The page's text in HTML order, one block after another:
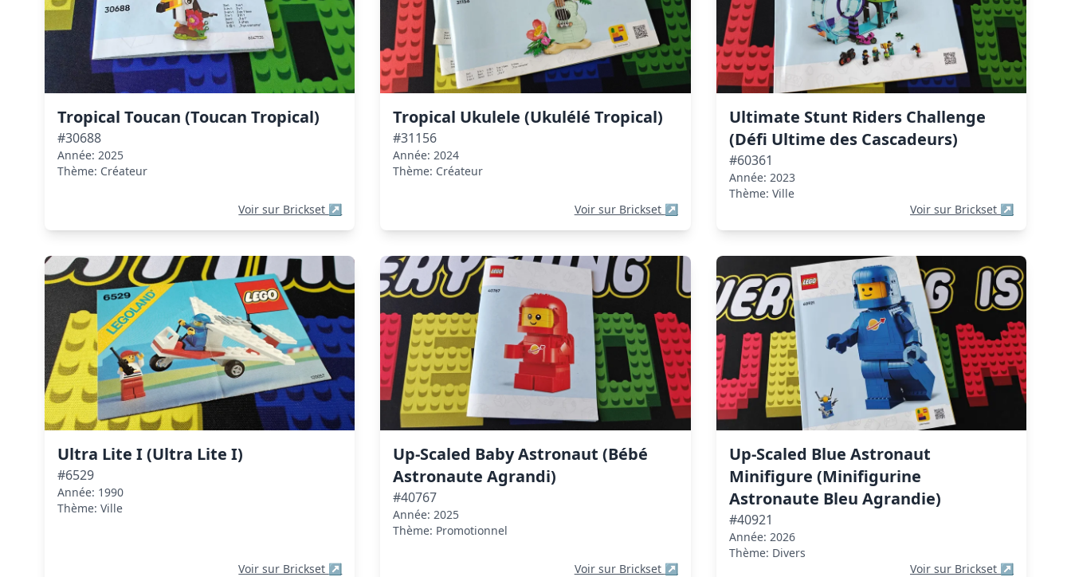
Tropical Toucan (Toucan Tropical)
#30688
Année: 2025
Thème: Créateur
Voir sur Brickset ↗
Tropical Ukulele (Ukulélé Tropical)
#31156
Année: 2024
Thème: Créateur
Voir sur Brickset ↗
Ultimate Stunt Riders Challenge
(Défi Ultime des Cascadeurs)
#60361
Année: 2023
Thème: Ville
Voir sur Brickset ↗
Ultra Lite I (Ultra Lite I)
#6529
Année: 1990
Thème: Ville
Voir sur Brickset ↗
Up-Scaled Baby Astronaut (Bébé
Astronaute Agrandi)
#40767
Année: 2025
Thème: Promotionnel
Voir sur Brickset ↗
Up-Scaled Blue Astronaut
Minifigure (Minifigurine
Astronaute Bleu Agrandie)
#40921
Année: 2026
Thème: Divers
Voir sur Brickset ↗